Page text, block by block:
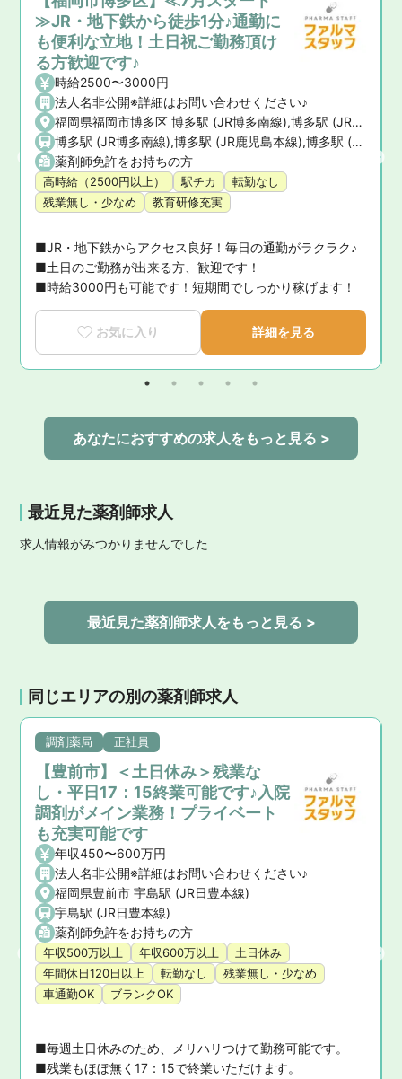
≫JR・地下鉄から徒歩1分♪通勤に
も便利な立地！土日祝ご勤務頂け
る方歓迎です♪
時給2500〜3000円
法人名非公開※詳細はお問い合わせください♪
福岡県福岡市博多区 博多駅 (JR博多南線),博多駅 (JR鹿児島本線),博多駅 (福岡市営地下鉄空港線)
博多駅 (JR博多南線),博多駅 (JR鹿児島本線),博多駅 (福岡市営地下鉄空港線)
薬剤師免許をお持ちの方
高時給（2500円以上） 駅チカ
転勤なし
残業無し・少なめ
教育研修充実
■JR・地下鉄からアクセス良好！毎日の通勤がラクラク♪
■土日のご勤務が出来る方、歓迎です！
■時給3000円も可能です！短期間でしっかり稼げます！
お気に入り 詳細を見る
あなたにおすすめの求人をもっと見る >
最近見た薬剤師求人
求人情報がみつかりませんでした
最近見た薬剤師求人をもっと見る >
同じエリアの別の薬剤師求人
調剤薬局 正社員
【豊前市】＜土日休み＞残業な
し・平日17：15終業可能です♪入院
調剤がメイン業務！プライベート
も充実可能です
年収450〜600万円
法人名非公開※詳細はお問い合わせください♪
福岡県豊前市 宇島駅 (JR日豊本線)
宇島駅 (JR日豊本線)
薬剤師免許をお持ちの方
年収500万以上 年収600万以上
土日休み
年間休日120日以上
転勤なし
残業無し・少なめ
車通勤OK
ブランクOK
■毎週土日休みのため、メリハリつけて勤務可能です。
■残業もほぼ無く17：15で終業いただけます。